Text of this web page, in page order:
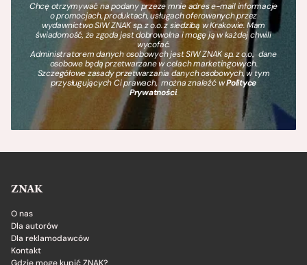
Chcę otrzymywać na podany przeze mnie adres e-mail informacje
o promocjach, produktach, usługach oferowanych przez
wydawnictwo SIW ZNAK sp. z o.o. z siedzibą w Krakowie. Mam
świadomość, że zgoda jest dobrowolna i mogę ją w każdej chwili
wycofać.
Administratorem danych osobowych jest SIW ZNAK sp. z o.o., dane
osobowe będą przetwarzane w celach marketingowych.
Szczegółowe zasady przetwarzania danych osobowych, w tym
przysługujących Ci prawach, można znaleźć wPolityce
Prywatności.
ZNAK
O nas
Dla autorów
Dla reklamodawców
Kontakt